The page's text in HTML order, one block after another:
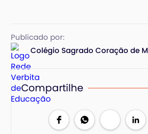
Publicado por:
Colégio Sagrado Coração de
Compartilhe